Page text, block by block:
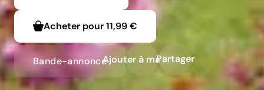
Acheter pour11,99 €
Bande-annonceAjouter à ma liste
Partager